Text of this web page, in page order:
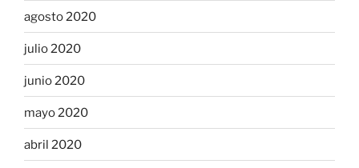
agosto 2020
julio 2020
junio 2020
mayo 2020
abril 2020